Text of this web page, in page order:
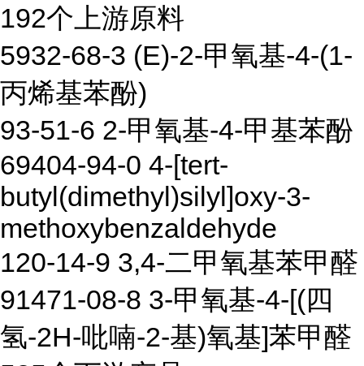
192个上游原料
5932-68-3 (E)-2-甲氧基-4-(1-
丙烯基苯酚)
93-51-6 2-甲氧基-4-甲基苯酚
69404-94-0 4-[tert-
butyl(dimethyl)silyl]oxy-3-
methoxybenzaldehyde
120-14-9 3,4-二甲氧基苯甲醛
91471-08-8 3-甲氧基-4-[(四
氢-2H-吡喃-2-基)氧基]苯甲醛